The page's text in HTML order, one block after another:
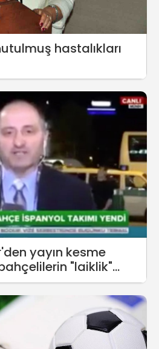
hastalıkları
yayın kesme
"laiklik"
dengesini bozdu